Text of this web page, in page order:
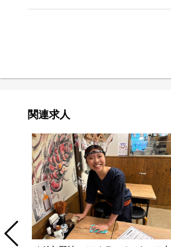
関連求人